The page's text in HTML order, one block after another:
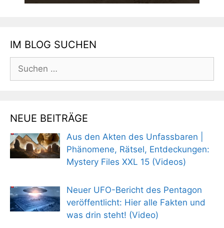
IM BLOG SUCHEN
Suchen
nach:
NEUE BEITRÄGE
Aus den Akten des Unfassbaren |
Phänomene, Rätsel, Entdeckungen:
Mystery Files XXL 15 (Videos)
Neuer UFO-Bericht des Pentagon
veröffentlicht: Hier alle Fakten und
was drin steht! (Video)